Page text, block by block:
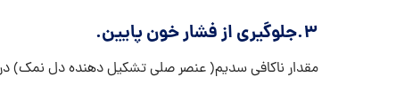
3.جلوگیری از فشار خون پایین.
مقدار ناکافی سدیم( عنصر صلی تشکیل دهنده دل نمک)